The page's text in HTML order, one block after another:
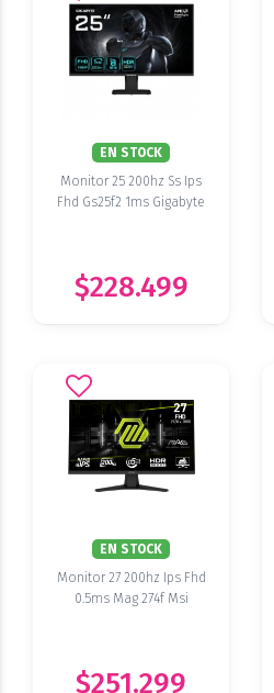
EN STOCK
Monitor 25 200hz Ss Ips
Fhd Gs25f2 1ms Gigabyte
$228.499
EN STOCK
Monitor 27 200hz Ips Fhd
0.5ms Mag 274f Msi
$251.299